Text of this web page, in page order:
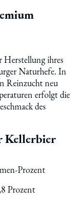
Herstellung ihres
Naturhefe. In
Reinzucht neu
erfolgt die
des
Kellerbier
Prozent
Prozent